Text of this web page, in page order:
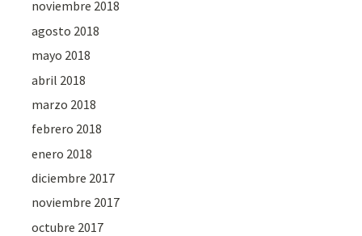
noviembre 2018
agosto 2018
mayo 2018
abril 2018
marzo 2018
febrero 2018
enero 2018
diciembre 2017
noviembre 2017
octubre 2017